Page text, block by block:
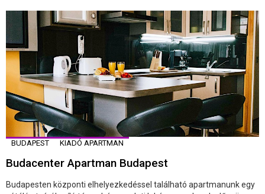
BUDAPEST KIADÓ APARTMAN
Budacenter Apartman Budapest
Budapesten központi elhelyezkedéssel található apartmanunk egy